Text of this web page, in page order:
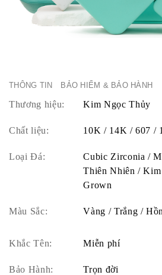
THÔNG TIN BẢO HIỂM & BẢO HÀNH
Thương hiệu: Kim Ngọc Thủy
Chất liệu: 10K / 14K / 607 /
Loại Đá:
Cubic Zirconia /
Thiên Nhiên /
Grown
Màu Sắc: Vàng / Trắng /
Khắc Tên: Miễn phí
Bảo Hành: Trọn đời